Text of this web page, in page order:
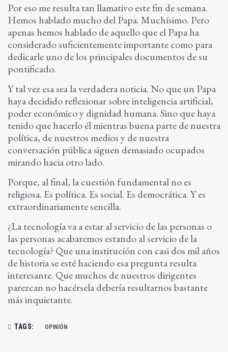
Por eso me resulta tan llamativo este fin de semana.
Hemos hablado mucho del Papa. Muchísimo. Pero
apenas hemos hablado de aquello que el Papa ha
considerado suficientemente importante como para
dedicarle uno de los principales documentos de su
pontificado.
Y tal vez esa sea la verdadera noticia. No que un Papa
haya decidido reflexionar sobre inteligencia artificial,
poder económico y dignidad humana. Sino que haya
tenido que hacerlo él mientras buena parte de nuestra
política, de nuestros medios y de nuestra
conversación pública siguen demasiado ocupados
mirando hacia otro lado.
Porque, al final, la cuestión fundamental no es
religiosa. Es política. Es social. Es democrática. Y es
extraordinariamente sencilla.
¿La tecnología va a estar al servicio de las personas o
las personas acabaremos estando al servicio de la
tecnología? Que una institución con casi dos mil años
de historia se esté haciendo esa pregunta resulta
interesante. Que muchos de nuestros dirigentes
parezcan no hacérsela debería resultarnos bastante
más inquietante.
TAGS: OPINIÓN